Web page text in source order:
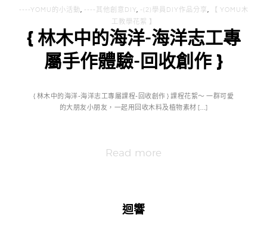
----YOMU的小活動 , ----其他創意DIY, -(2)學員DIY作品分享,
【 YOMU木
工教學花絮 】
{ 林木中的海洋-海洋志工專
屬手作體驗-回收創作 }
{ 林木中的海洋-海洋志工專屬課程-回收創作 } 課程花絮～ 一群可愛
的大朋友小朋友，一起用回收木料及植物素材 […]
Read more
迴響